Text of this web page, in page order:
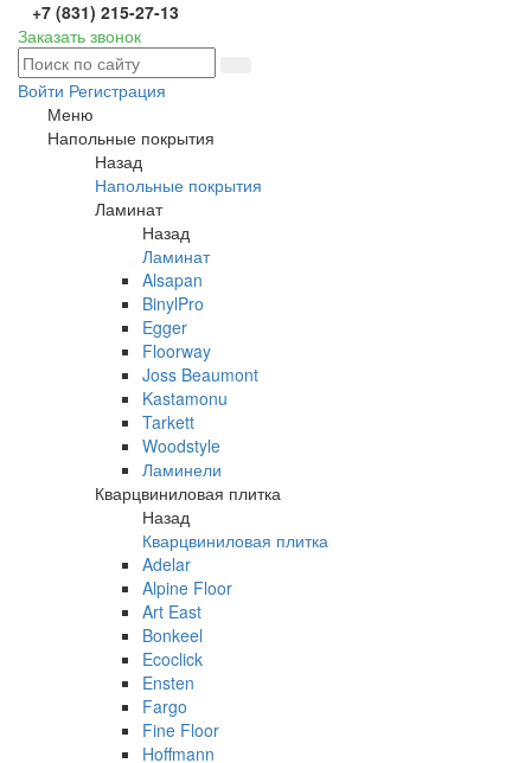
+7 (831) 215-27-13
Заказать звонок
Войти Регистрация
Меню
Напольные покрытия
Назад
Напольные покрытия
Ламинат
Назад
Ламинат
Alsapan
BinylPro
Egger
Floorway
Joss Beaumont
Kastamonu
Tarkett
Woodstyle
Ламинели
Кварцвиниловая плитка
Назад
Кварцвиниловая плитка
Adelar
Alpine Floor
Art East
Bonkeel
Ecoclick
Ensten
Fargo
Fine Floor
Hoffmann